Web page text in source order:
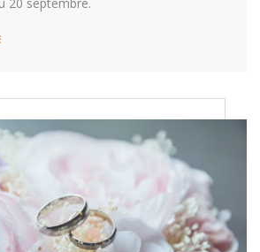
20 septembre.